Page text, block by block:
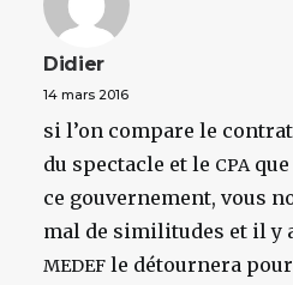
Didier
14 mars 2016
si l’on compare le
du spectacle et le CPAque
ce gouvernement, vous
mal de similitudes et il y
MEDEF le détournera